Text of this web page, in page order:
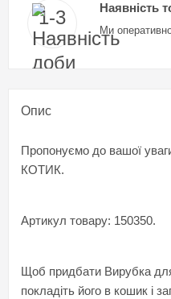
Наявність
Ми
Опис
Пропонуємо до вашої
КОТИК.
Артикул товару: 150350.
Щоб придбати Вирубка
покладіть його в кошик і